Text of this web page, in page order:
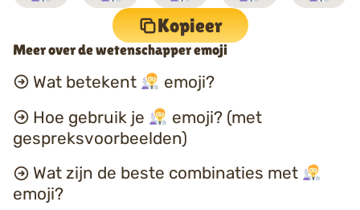
Kopieer
Meer over de wetenschapper emoji
Wat betekent
emoji?
Hoe gebruik je
emoji? (met
gespreksvoorbeelden)
Wat zijn de beste combinaties met
emoji?